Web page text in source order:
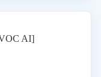
AI]